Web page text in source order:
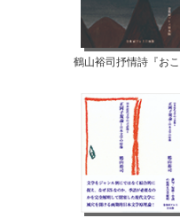
鶴山裕司抒情詩『お